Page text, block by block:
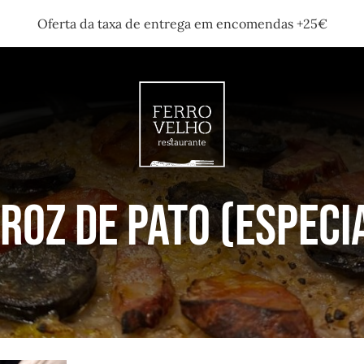
Oferta da taxa de entrega em encomendas +25€
de Pato